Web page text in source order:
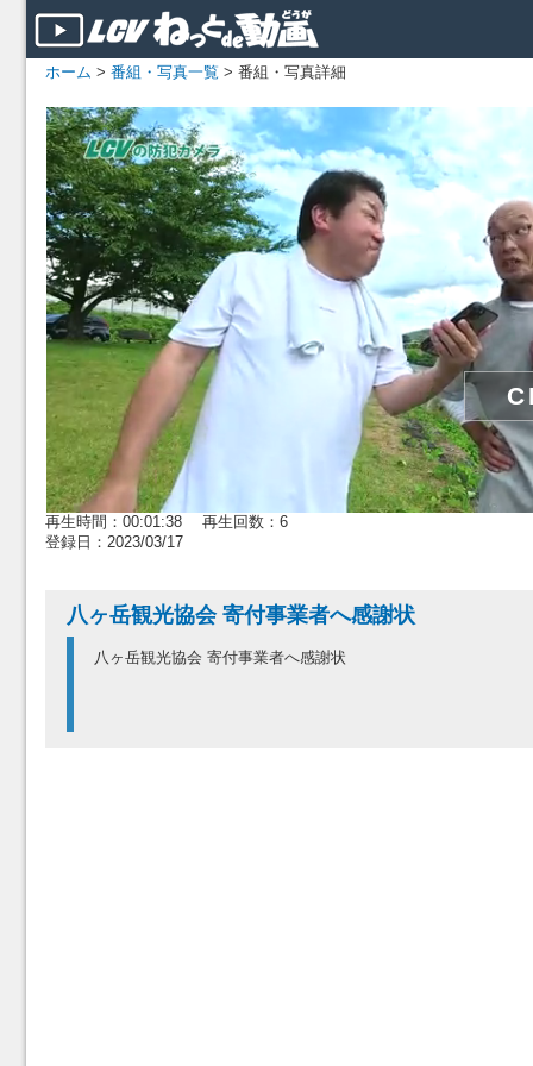
ホーム > 番組・写真一覧 > 番組・写真詳細
再生時間：00:01:38 再生回数：6
登録日：2023/03/17
八ヶ岳観光協会 寄付事業者へ感謝状
八ヶ岳観光協会 寄付事業者へ感謝状